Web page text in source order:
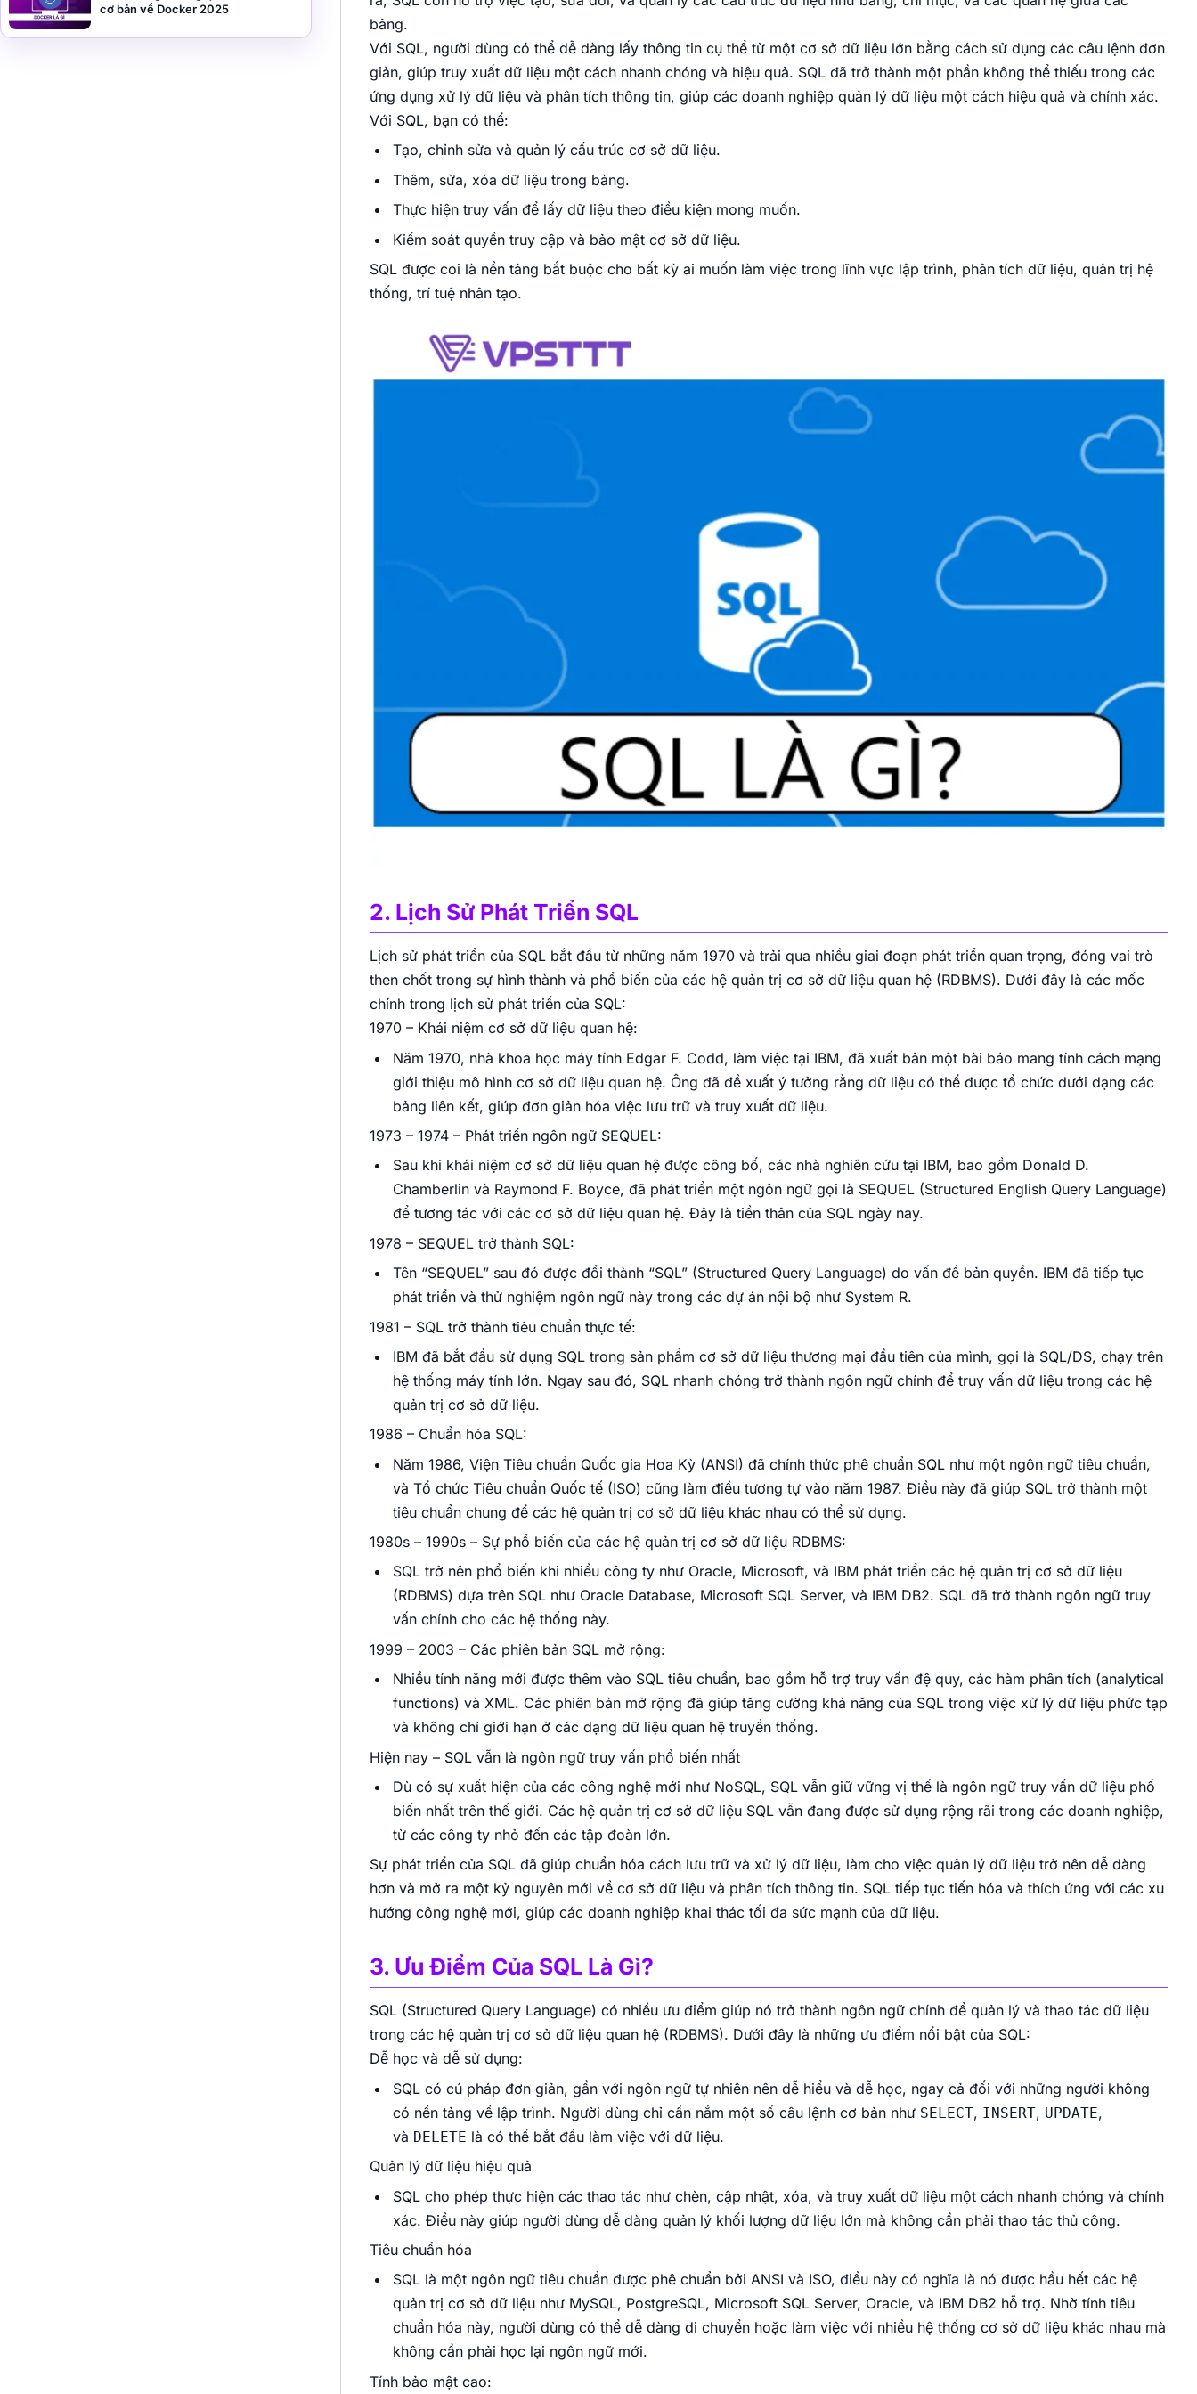
cơ bản về Docker 2025
bảng.
Với SQL, người dùng có thể dễ dàng lấy thông tin cụ thể từ một cơ sở dữ liệu lớn bằng cách sử dụng các câu lệnh đơn
giản, giúp truy xuất dữ liệu một cách nhanh chóng và hiệu quả. SQL đã trở thành một phần không thể thiếu trong các
ứng dụng xử lý dữ liệu và phân tích thông tin, giúp các doanh nghiệp quản lý dữ liệu một cách hiệu quả và chính xác.
Với SQL, bạn có thể:
Tạo, chỉnh sửa và quản lý cấu trúc cơ sở dữ liệu.
Thêm, sửa, xóa dữ liệu trong bảng.
Thực hiện truy vấn để lấy dữ liệu theo điều kiện mong muốn.
Kiểm soát quyền truy cập và bảo mật cơ sở dữ liệu.
SQL được coi là nền tảng bắt buộc cho bất kỳ ai muốn làm việc trong lĩnh vực lập trình, phân tích dữ liệu, quản trị hệ
thống, trí tuệ nhân tạo.
2. Lịch Sử Phát Triển SQL
Lịch sử phát triển của SQL bắt đầu từ những năm 1970 và trải qua nhiều giai đoạn phát triển quan trọng, đóng vai trò
then chốt trong sự hình thành và phổ biến của các hệ quản trị cơ sở dữ liệu quan hệ (RDBMS). Dưới đây là các mốc
chính trong lịch sử phát triển của SQL:
1970 – Khái niệm cơ sở dữ liệu quan hệ:
Năm 1970, nhà khoa học máy tính Edgar F. Codd, làm việc tại IBM, đã xuất bản một bài báo mang tính cách mạng
giới thiệu mô hình cơ sở dữ liệu quan hệ. Ông đã đề xuất ý tưởng rằng dữ liệu có thể được tổ chức dưới dạng các
bảng liên kết, giúp đơn giản hóa việc lưu trữ và truy xuất dữ liệu.
1973 – 1974 – Phát triển ngôn ngữ SEQUEL:
Sau khi khái niệm cơ sở dữ liệu quan hệ được công bố, các nhà nghiên cứu tại IBM, bao gồm Donald D.
Chamberlin và Raymond F. Boyce, đã phát triển một ngôn ngữ gọi là SEQUEL (Structured English Query Language)
để tương tác với các cơ sở dữ liệu quan hệ. Đây là tiền thân của SQL ngày nay.
1978 – SEQUEL trở thành SQL:
Tên “SEQUEL” sau đó được đổi thành “SQL” (Structured Query Language) do vấn đề bản quyền. IBM đã tiếp tục
phát triển và thử nghiệm ngôn ngữ này trong các dự án nội bộ như System R.
1981 – SQL trở thành tiêu chuẩn thực tế:
IBM đã bắt đầu sử dụng SQL trong sản phẩm cơ sở dữ liệu thương mại đầu tiên của mình, gọi là SQL/DS, chạy trên
hệ thống máy tính lớn. Ngay sau đó, SQL nhanh chóng trở thành ngôn ngữ chính để truy vấn dữ liệu trong các hệ
quản trị cơ sở dữ liệu.
1986 – Chuẩn hóa SQL:
Năm 1986, Viện Tiêu chuẩn Quốc gia Hoa Kỳ (ANSI) đã chính thức phê chuẩn SQL như một ngôn ngữ tiêu chuẩn,
và Tổ chức Tiêu chuẩn Quốc tế (ISO) cũng làm điều tương tự vào năm 1987. Điều này đã giúp SQL trở thành một
tiêu chuẩn chung để các hệ quản trị cơ sở dữ liệu khác nhau có thể sử dụng.
1980s – 1990s – Sự phổ biến của các hệ quản trị cơ sở dữ liệu RDBMS:
SQL trở nên phổ biến khi nhiều công ty như Oracle, Microsoft, và IBM phát triển các hệ quản trị cơ sở dữ liệu
(RDBMS) dựa trên SQL như Oracle Database, Microsoft SQL Server, và IBM DB2. SQL đã trở thành ngôn ngữ truy
vấn chính cho các hệ thống này.
1999 – 2003 – Các phiên bản SQL mở rộng:
Nhiều tính năng mới được thêm vào SQL tiêu chuẩn, bao gồm hỗ trợ truy vấn đệ quy, các hàm phân tích (analytical
functions) và XML. Các phiên bản mở rộng đã giúp tăng cường khả năng của SQL trong việc xử lý dữ liệu phức tạp
và không chỉ giới hạn ở các dạng dữ liệu quan hệ truyền thống.
Hiện nay – SQL vẫn là ngôn ngữ truy vấn phổ biến nhất
Dù có sự xuất hiện của các công nghệ mới như NoSQL, SQL vẫn giữ vững vị thế là ngôn ngữ truy vấn dữ liệu phổ
biến nhất trên thế giới. Các hệ quản trị cơ sở dữ liệu SQL vẫn đang được sử dụng rộng rãi trong các doanh nghiệp,
từ các công ty nhỏ đến các tập đoàn lớn.
Sự phát triển của SQL đã giúp chuẩn hóa cách lưu trữ và xử lý dữ liệu, làm cho việc quản lý dữ liệu trở nên dễ dàng
hơn và mở ra một kỷ nguyên mới về cơ sở dữ liệu và phân tích thông tin. SQL tiếp tục tiến hóa và thích ứng với các xu
hướng công nghệ mới, giúp các doanh nghiệp khai thác tối đa sức mạnh của dữ liệu.
3. Ưu Điểm Của SQL Là Gì?
SQL (Structured Query Language) có nhiều ưu điểm giúp nó trở thành ngôn ngữ chính để quản lý và thao tác dữ liệu
trong các hệ quản trị cơ sở dữ liệu quan hệ (RDBMS). Dưới đây là những ưu điểm nổi bật của SQL:
Dễ học và dễ sử dụng:
SQL có cú pháp đơn giản, gần với ngôn ngữ tự nhiên nên dễ hiểu và dễ học, ngay cả đối với những người không
có nền tảng về lập trình. Người dùng chỉ cần nắm một số câu lệnh cơ bản như SELECT, INSERT, UPDATE,
và DELETE là có thể bắt đầu làm việc với dữ liệu.
Quản lý dữ liệu hiệu quả
SQL cho phép thực hiện các thao tác như chèn, cập nhật, xóa, và truy xuất dữ liệu một cách nhanh chóng và chính
xác. Điều này giúp người dùng dễ dàng quản lý khối lượng dữ liệu lớn mà không cần phải thao tác thủ công.
Tiêu chuẩn hóa
SQL là một ngôn ngữ tiêu chuẩn được phê chuẩn bởi ANSI và ISO, điều này có nghĩa là nó được hầu hết các hệ
quản trị cơ sở dữ liệu như MySQL, PostgreSQL, Microsoft SQL Server, Oracle, và IBM DB2 hỗ trợ. Nhờ tính tiêu
chuẩn hóa này, người dùng có thể dễ dàng di chuyển hoặc làm việc với nhiều hệ thống cơ sở dữ liệu khác nhau mà
không cần phải học lại ngôn ngữ mới.
Tính bảo mật cao: